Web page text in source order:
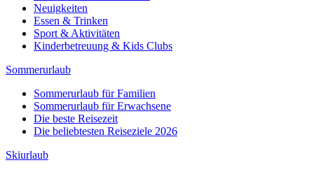
Neuigkeiten
Essen & Trinken
Sport & Aktivitäten
Kinderbetreuung & Kids Clubs
Sommerurlaub
Sommerurlaub für Familien
Sommerurlaub für Erwachsene
Die beste Reisezeit
Die beliebtesten Reiseziele 2026
Skiurlaub